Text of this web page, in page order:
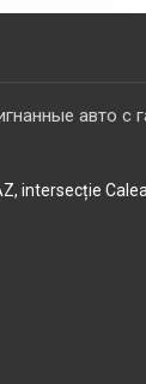
авто с
intersecție